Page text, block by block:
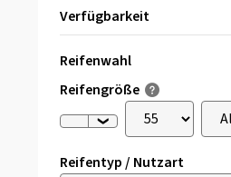
Verfügbarkeit
Reifenwahl
Reifengröße
Reifentyp / Nutzart